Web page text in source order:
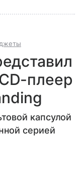
плеер
капсулой
серией